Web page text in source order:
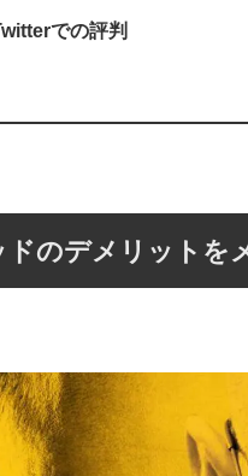
での評判
のデメリットを